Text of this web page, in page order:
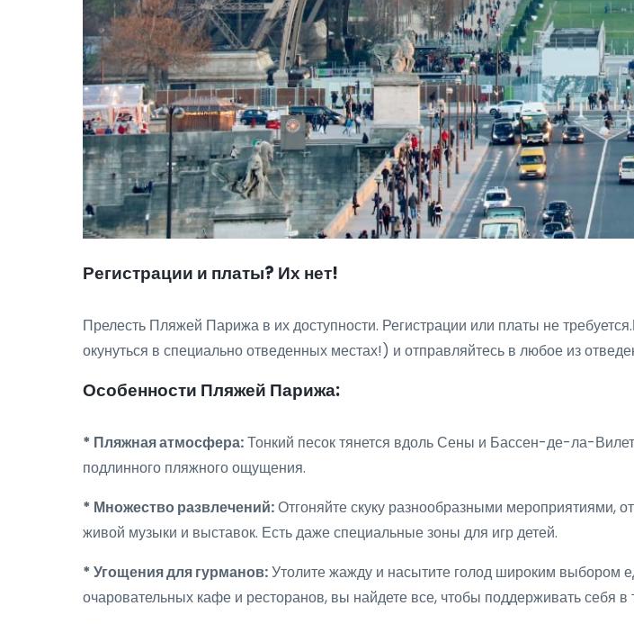
Регистрации и платы? Их нет!
Прелесть Пляжей Парижа в их доступности. Регистрации или платы не
окунуться в специально отведенных местах!) и отправляйтесь в любое из
Особенности Пляжей Парижа:
* Пляжная атмосфера:Тонкий песок тянется вдоль Сены и Бассен-де-ла-
подлинного пляжного ощущения.
* Множество развлечений:Отгоняйте скуку разнообразными мероприятиями,
живой музыки и выставок. Есть даже специальные зоны для игр детей.
* Угощения для гурманов:Утолите жажду и насытите голод широким выбором
очаровательных кафе и ресторанов, вы найдете все, чтобы поддерживать себя в